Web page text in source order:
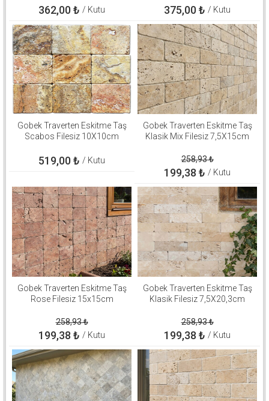
362,00₺ / Kutu 375,00₺ / Kutu
Gobek Traverten Eskitme Taş
Scabos Filesiz 10X10cm
519,00₺ / Kutu
Gobek Traverten Eskitme Taş
Klasik Mix Filesiz 7,5X15cm
258,93₺
199,38 ₺ / Kutu
Gobek Traverten Eskitme Taş
Rose Filesiz 15x15cm
258,93₺
199,38 ₺ / Kutu
Gobek Traverten Eskitme Taş
Klasik Filesiz 7,5X20,3cm
258,93₺
199,38 ₺ / Kutu